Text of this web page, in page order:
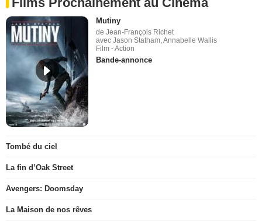
Mutiny
de Jean-François Richet
avec Jason Statham, Annabelle Wallis
Film - Action
Bande-annonce
Tombé du ciel
La fin d’Oak Street
Avengers: Doomsday
La Maison de nos rêves